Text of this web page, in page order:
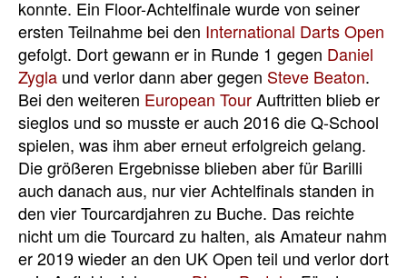
konnte. Ein Floor-Achtelfinale wurde von seiner
ersten Teilnahme bei den International Darts Open
gefolgt. Dort gewann er in Runde 1 gegen Daniel
Zygla und verlor dann aber gegen Steve Beaton.
Bei den weiteren European TourAuftritten blieb er
sieglos und so musste er auch 2016 die Q-School
spielen, was ihm aber erneut erfolgreich gelang.
Die größeren Ergebnisse blieben aber für Barilli
auch danach aus, nur vier Achtelfinals standen in
den vier Tourcardjahren zu Buche. Das reichte
nicht um die Tourcard zu halten, als Amateur nahm
er 2019 wieder an den UK Open teil und verlor dort